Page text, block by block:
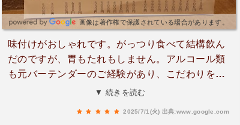
画像は著作権で保護されている場合があります。
味付けがおしゃれです。がっつり食べて結構飲ん
だのですが、胃もたれもしません。アルコール類
も元バーテンダーのご経験があり、こだわりを感
じます。悔しいですが東大和市のクォリティでは
▼ 続きを読む
2025/7/1(火) 出典:www.google.com